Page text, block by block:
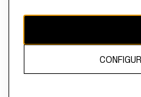
El contenido de esta página web
propiedad de H&M Hennes &